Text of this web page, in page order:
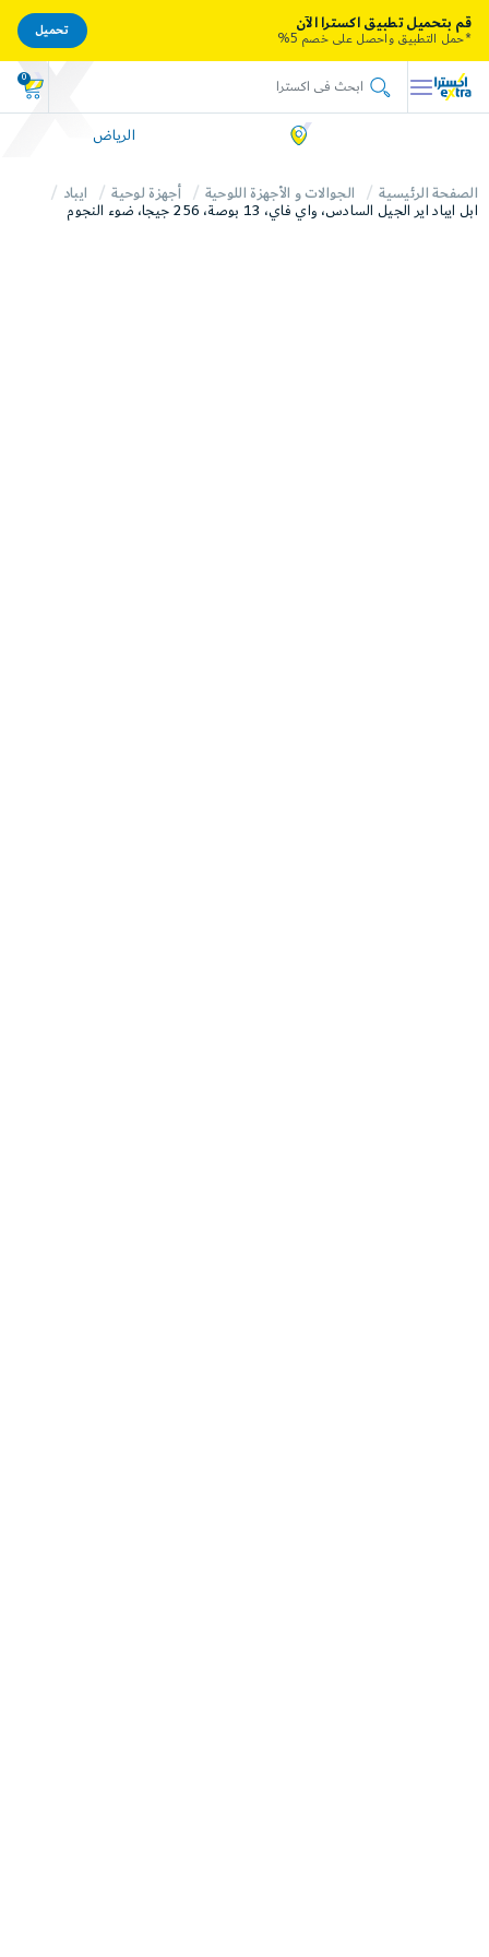
0
الرياض
الصفحة الرئيسية الجوالات و الأجهزة اللوحية أجهزة لوحية
ايباد
ابل ايباد اير الجيل السادس، واي فاي، 13 بوصة، 256 جيجا، ضوء النجوم
قم بتحميل تطبيق اكسترا الآن
*حمل التطبيق واحصل على خصم 5%
تحميل